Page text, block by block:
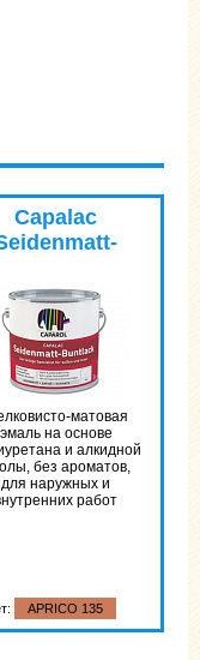
Capalac
матовая
эмаль на основе
и алкидной
без ароматов,
для наружных и
работ
APRICO 135
APRICO 135